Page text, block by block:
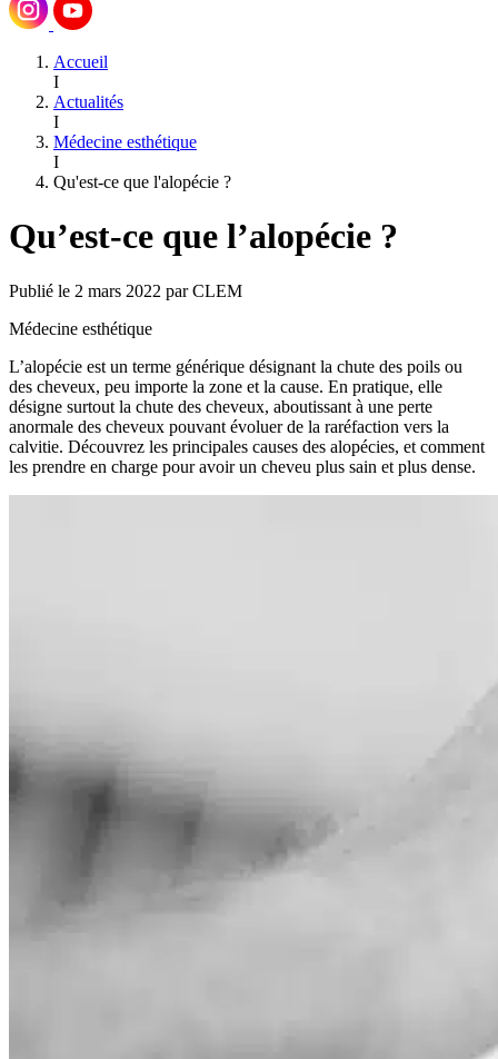
Accueil
I
Actualités
I
Médecine esthétique
I
Qu'est-ce que l'alopécie ?
Qu’est-ce que l’alopécie ?
Publié le 2 mars 2022 par CLEM
Médecine esthétique
L’alopécie est un terme générique désignant la chute des poils ou
des cheveux, peu importe la zone et la cause. En pratique, elle
désigne surtout la chute des cheveux, aboutissant à une perte
anormale des cheveux pouvant évoluer de la raréfaction vers la
calvitie. Découvrez les principales causes des alopécies, et comment
les prendre en charge pour avoir un cheveu plus sain et plus dense.